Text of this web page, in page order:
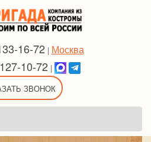
16-72 | Москва
10-72 |
ЗВОНОК